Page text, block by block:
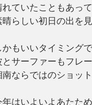
れていたこともあって
晴らしい初日の出を見
かもいいタイミングで
とサーファーもフレ
南ならではのショッ
年はいよいよあたた